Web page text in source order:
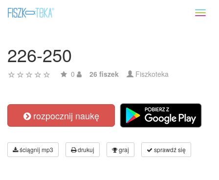
226-250
0 26 fiszek Fiszkoteka
rozpocznij naukę
ściągnij mp3 drukuj graj sprawdź się